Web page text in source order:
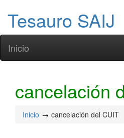
Tesauro SAIJ
Inicio
cancelación
Inicio cancelación del CUIT